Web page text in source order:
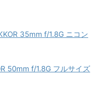
35mm f/1.8G ニコン
50mm f/1.8G フルサイズ